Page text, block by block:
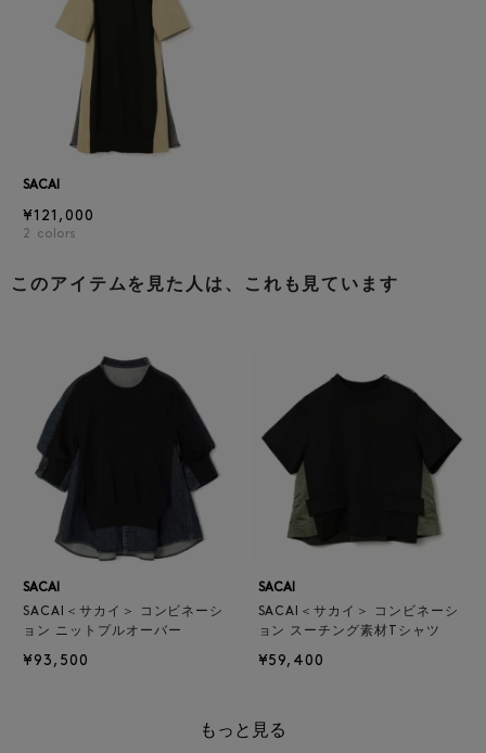
SACAI
¥121,000
2 colors
このアイテムを見た人は、これも見ています
SACAI
SACAI＜サカイ＞ コンビネーシ
ョン ニットプルオーバー
¥93,500
SACAI
SACAI＜サカイ＞ コンビネーシ
ョン スーチング素材Tシャツ
¥59,400
もっと見る